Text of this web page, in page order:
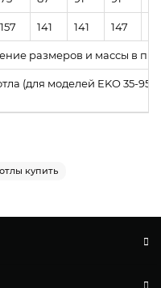
157 141 141 147
размеров и массы в
(для моделей EKO 35-95
купить